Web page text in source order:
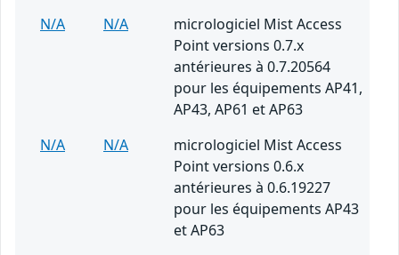
N/A
N/A
micrologiciel Mist Access
Point versions 0.7.x
antérieures à 0.7.20564
pour les équipements AP41,
AP43, AP61 et AP63
N/A
N/A
micrologiciel Mist Access
Point versions 0.6.x
antérieures à 0.6.19227
pour les équipements AP43
et AP63